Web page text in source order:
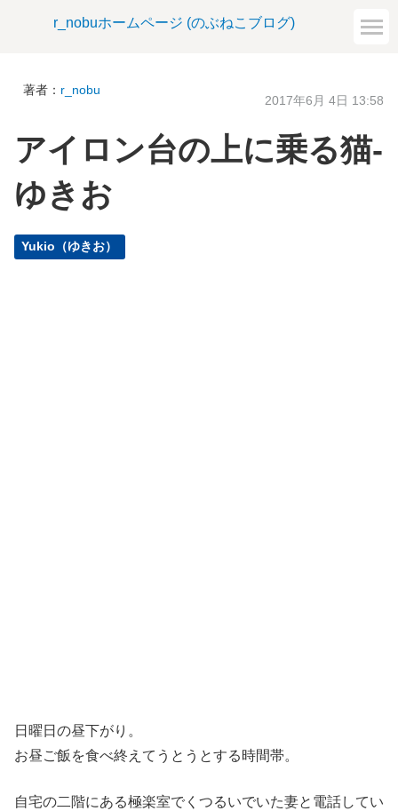
r_nobuホームページ (のぶねこブログ)
著者： r_nobu
2017年6月 4日 13:58
アイロン台の上に乗る猫-
ゆきお
Yukio（ゆきお）
日曜日の昼下がり。
お昼ご飯を食べ終えてうとうとする時間帯。
自宅の二階にある極楽室でくつるいでいた妻と電話してい